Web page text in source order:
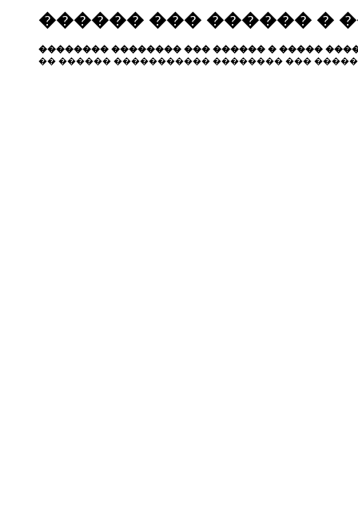
������ ��� ������ �
�������� �������� ��� ������ � �����
�� ������ ����������� �������� ���